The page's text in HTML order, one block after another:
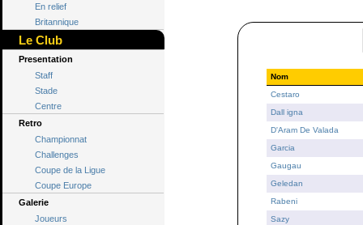
En relief
Britannique
Le Club
Presentation
Staff
Stade
Centre
Retro
Championnat
Challenges
Coupe de la Ligue
Coupe Europe
Galerie
Joueurs
Nom
Cestaro
Dall igna
D'Aram De Valada
Garcia
Gaugau
Geledan
Rabeni
Sazy